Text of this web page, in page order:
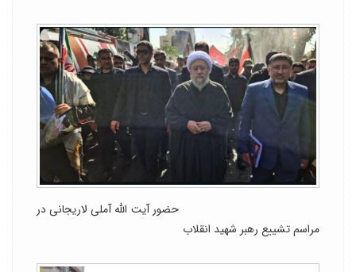
حضور آیت الله آملی لاریجانی در
مراسم تشییع رهبر شهید انقلاب